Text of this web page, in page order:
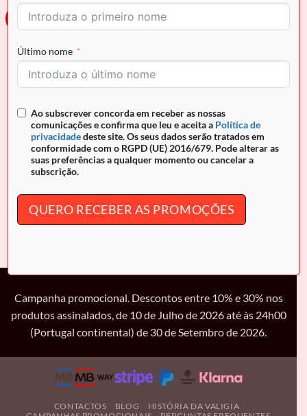
Novo
CAVALINHO
Trolley Cavalinho Grande
Colorful
Novo
CAVALINHO
Trolley Cavalinho Grande
Grande
Campanha promocional. Descontos entre 10% e 30% nos
produtos assinalados, de 10 de Julho de 2026 até às 24h00
(Portugal continental) de 30 de Setembro de 2026.
CONTACTOS BLOG
HISTÓRIA DA VALIGIA
Último nome
Ao subscrever concorda em receber as nossas
comunicações e confirma que leu e aceita a Política de
privacidadedeste site. Os seus dados serão tratados em
conformidade com o RGPD (UE) 2016/679. Pode alterar as
suas preferências a qualquer momento ou cancelar a
subscrição.
QUERO RECEBER AS PROMOÇÕES